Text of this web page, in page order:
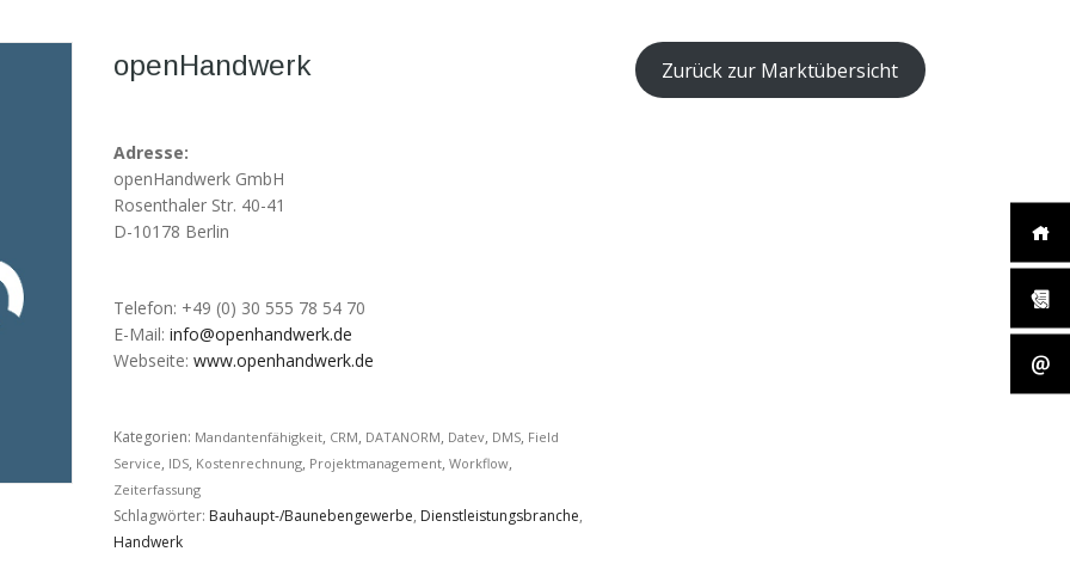
openHandwerk
Adresse:
openHandwerk GmbH
Rosenthaler Str. 40-41
D-10178 Berlin
Telefon: +49 (0) 30 555 78 54 70
E-Mail: info@openhandwerk.de
Webseite: www.openhandwerk.de
Kategorien: Mandantenfähigkeit, CRM, DATANORM, Datev, DMS, Field
Service, IDS, Kostenrechnung, Projektmanagement, Workflow,
Zeiterfassung
Schlagwörter: Bauhaupt-/Baunebengewerbe, Dienstleistungsbranche,
Handwerk
Zurück zur Marktübersicht
LEISTUNGEN
Consulting
Check
UNSERE ERFAHRUNG